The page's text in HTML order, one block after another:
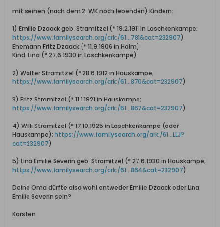
mit seinen (nach dem 2. WK noch lebenden) Kindern:
1) Emilie Dzaack geb. Stramitzel (* 19.2.1911 in Laschkenkampe;
https://www.familysearch.org/ark:/61...781&cat=232907)
Ehemann Fritz Dzaack (* 11.9.1906 in Holm)
Kind: Lina (* 27.6.1930 in Laschkenkampe)
2) Walter Stramitzel (* 28.6.1912 in Hauskampe;
https://www.familysearch.org/ark:/61...870&cat=232907)
3) Fritz Stramitzel (* 11.1.1921 in Hauskampe;
https://www.familysearch.org/ark:/61...867&cat=232907)
4) Willi Stramitzel (* 17.10.1925 in Laschkenkampe (oder
Hauskampe); https://www.familysearch.org/ark:/61...LLJ?
cat=232907)
5) Lina Emilie Severin geb. Stramitzel (* 27.6.1930 in Hauskampe;
https://www.familysearch.org/ark:/61...864&cat=232907)
Deine Oma dürfte also wohl entweder Emilie Dzaack oder Lina
Emilie Severin sein?
Karsten